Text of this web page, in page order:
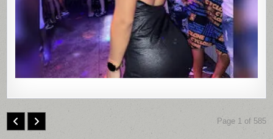
PARTES
É
Page 1 of 585